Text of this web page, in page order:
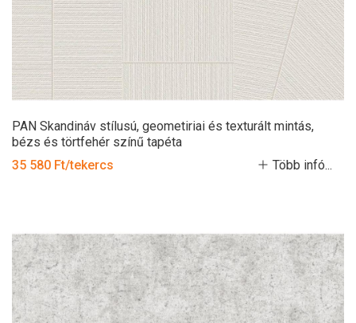
PAN Skandináv stílusú, geometiriai és texturált mintás,
bézs és törtfehér színű tapéta
35 580 Ft/tekercs
Több infó...